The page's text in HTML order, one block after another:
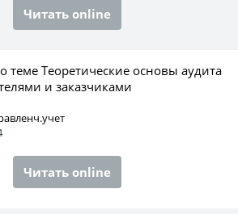
Читать online
теме Теоретические основы аудита
и заказчиками
Читать online